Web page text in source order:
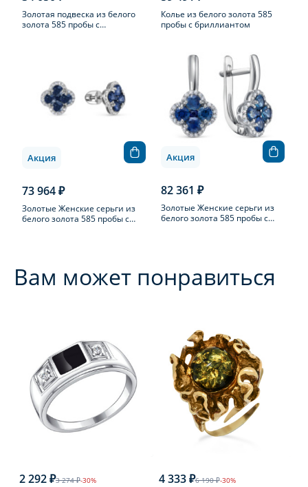
Золотая подвеска из белого
золота 585 пробы с
Колье из белого золота 585
пробы с бриллиантом
73 964 ₽
Золотые Женские серьги из
белого золота 585 пробы с
Акция
82 361 ₽
Золотые Женские серьги из
белого золота 585 пробы с
Акция
Вам может понравиться
2 292 ₽3 274 ₽-30% 4 333 ₽6 190 ₽-30%